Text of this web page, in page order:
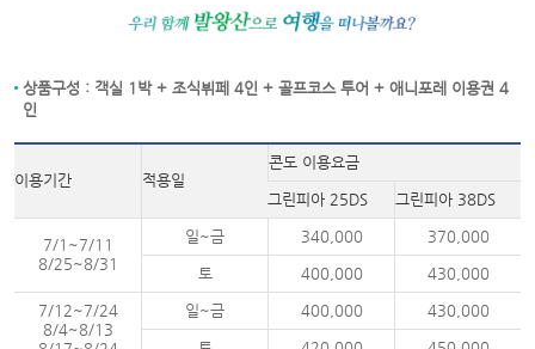
상품구성 : 객실 1박 + 조식뷔페 4인 + 골프코스 투어 + 애니포레 이용권 4
인
이용기간 적용일
콘도 이용요금
그린피아 25DS 그린피아 38DS
7/1~7/11
8/25~8/31
일~금 340,000 370,000
토 400,000 430,000
7/12~7/24
8/4~8/13
일~금 400,000 430,000